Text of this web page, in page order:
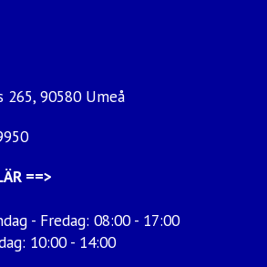
265, 90580 Umeå
==>
- Fredag: 08:00 - 17:00
- 14:00